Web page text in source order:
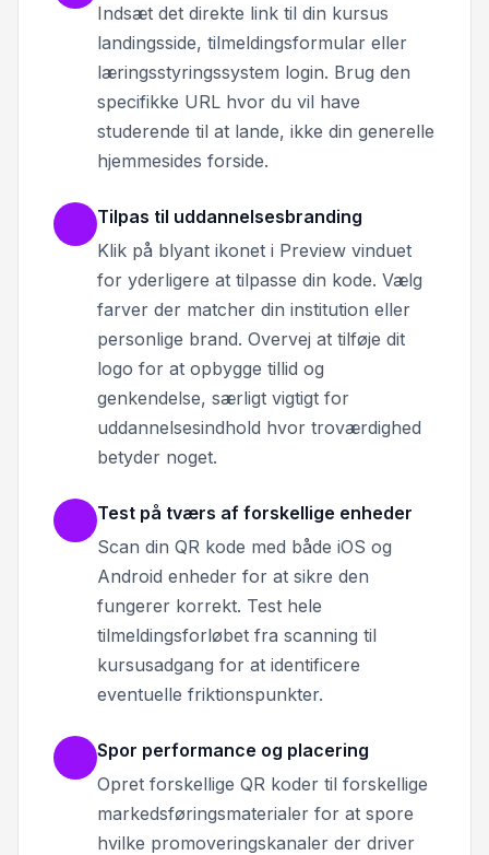
Indsæt det direkte link til din kursus
landingsside, tilmeldingsformular eller
læringsstyringssystem login. Brug den
specifikke URL hvor du vil have
studerende til at lande, ikke din generelle
hjemmesides forside.
Tilpas til uddannelsesbranding
Klik på blyant ikonet i Preview vinduet
for yderligere at tilpasse din kode. Vælg
farver der matcher din institution eller
personlige brand. Overvej at tilføje dit
logo for at opbygge tillid og
genkendelse, særligt vigtigt for
uddannelsesindhold hvor troværdighed
betyder noget.
Test på tværs af forskellige enheder
Scan din QR kode med både iOS og
Android enheder for at sikre den
fungerer korrekt. Test hele
tilmeldingsforløbet fra scanning til
kursusadgang for at identificere
eventuelle friktionspunkter.
Spor performance og placering
Opret forskellige QR koder til forskellige
markedsføringsmaterialer for at spore
hvilke promoveringskanaler der driver